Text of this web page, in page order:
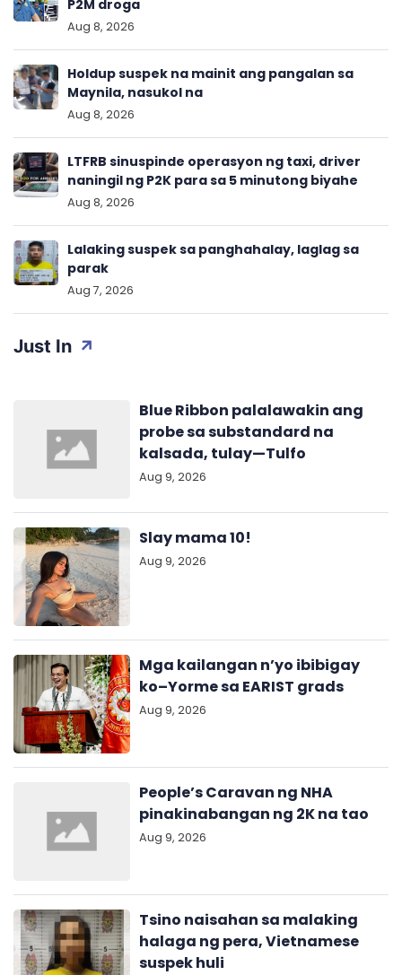
Just In
Blue Ribbon palalawakin ang
probe sa substandard na
kalsada, tulay—Tulfo
Aug 9, 2026
Slay mama 10!
Aug 9, 2026
Mga kailangan n’yo ibibigay
ko–Yorme sa EARIST grads
Aug 9, 2026
People’s Caravan ng NHA
pinakinabangan ng 2K na tao
Aug 9, 2026
Tsino naisahan sa malaking
halaga ng pera, Vietnamese
suspek huli
P2M droga
Aug 8, 2026
Holdup suspek na mainit ang pangalan sa
Maynila, nasukol na
Aug 8, 2026
LTFRB sinuspinde operasyon ng taxi, driver
naningil ng P2K para sa 5 minutong biyahe
Aug 8, 2026
Lalaking suspek sa panghahalay, laglag sa
parak
Aug 7, 2026